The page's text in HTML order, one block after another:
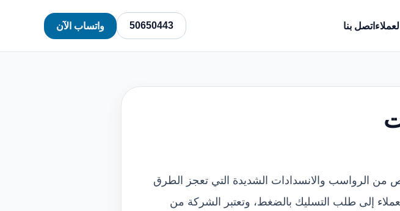
اتصل بنا 50650443 واتساب الآن
من الرواسب والانسدادات الشديدة التي تعجز الطرق
إلى طلب التسليك بالضغط، وتعتبر الشركة من